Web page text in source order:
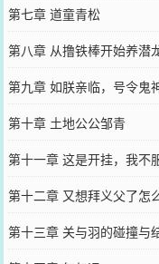
第七章 道童青松
第八章 从撸铁棒开始养潜
第九章 如朕亲临，号令鬼
第十章 土地公公邹青
第十一章 这是开挂，我不
第十二章 又想拜义父了怎
第十三章 关与羽的碰撞与